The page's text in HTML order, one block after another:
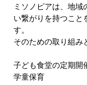
ミソノピアは、地域
い繋がりを持つこと
す。
そのための取り組み
子ども食堂の定期開
学童保育